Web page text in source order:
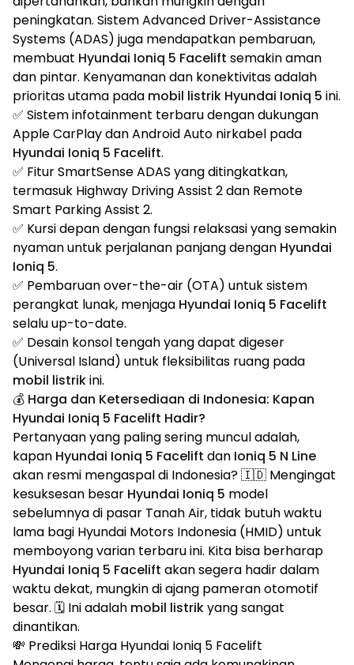
peningkatan. Sistem Advanced Driver-Assistance
Systems (ADAS) juga mendapatkan pembaruan,
membuat Hyundai Ioniq 5 Facelift semakin aman
dan pintar. Kenyamanan dan konektivitas adalah
prioritas utama pada mobil listrik Hyundai Ioniq 5 ini.
✅ Sistem infotainment terbaru dengan dukungan
Apple CarPlay dan Android Auto nirkabel pada
Hyundai Ioniq 5 Facelift.
✅ Fitur SmartSense ADAS yang ditingkatkan,
termasuk Highway Driving Assist 2 dan Remote
Smart Parking Assist 2.
✅ Kursi depan dengan fungsi relaksasi yang semakin
nyaman untuk perjalanan panjang dengan Hyundai
Ioniq 5.
✅ Pembaruan over-the-air (OTA) untuk sistem
perangkat lunak, menjaga Hyundai Ioniq 5 Facelift
selalu up-to-date.
✅ Desain konsol tengah yang dapat digeser
(Universal Island) untuk fleksibilitas ruang pada
mobil listrikini.
💰 Harga dan Ketersediaan di Indonesia: Kapan
Hyundai Ioniq 5 Facelift Hadir?
Pertanyaan yang paling sering muncul adalah,
kapan Hyundai Ioniq 5 Facelift dan Ioniq 5 N Line
akan resmi mengaspal di Indonesia? 🇮🇩 Mengingat
kesuksesan besar Hyundai Ioniq 5 model
sebelumnya di pasar Tanah Air, tidak butuh waktu
lama bagi Hyundai Motors Indonesia (HMID) untuk
memboyong varian terbaru ini. Kita bisa berharap
Hyundai Ioniq 5 Facelift akan segera hadir dalam
waktu dekat, mungkin di ajang pameran otomotif
besar. 🗓️ Ini adalah mobil listrikyang sangat
dinantikan.
💸 Prediksi Harga Hyundai Ioniq 5 Facelift